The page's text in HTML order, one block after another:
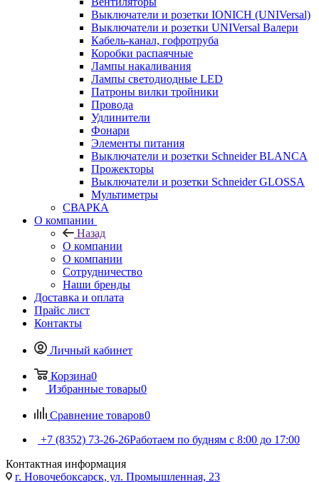
Выключатели и розетки IONICH (UNIVersal)
Выключатели и розетки UNIVersal Валери
Кабель-канал, гофротруба
Коробки распаячные
Лампы накаливания
Лампы светодиодные LED
Патроны вилки тройники
Провода
Удлинители
Фонари
Элементы питания
Выключатели и розетки Schneider BLANCA
Прожекторы
Выключатели и розетки Schneider GLOSSA
Мультиметры
СВАРКА
О компании
Назад
О компании
О компании
Сотрудничество
Наши бренды
Доставка и оплата
Прайс лист
Контакты
Личный кабинет
Корзина0
Избранные товары0
Сравнение товаров0
+7 (8352) 73-26-26Работаем по будням с 8:00 до 17:00
Контактная информация
г. Новочебоксарск, ул. Промышленная, 23